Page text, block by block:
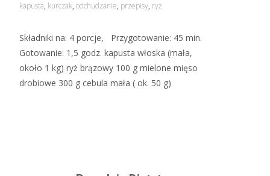
kapusta, kurczak, odchudzanie, przepisy, ryż
Składniki na: 4 porcje, Przygotowanie: 45 min.
Gotowanie: 1,5 godz. kapusta włoska (mała,
około 1 kg) ryż brązowy 100 g mielone mięso
drobiowe 300 g cebula mała ( ok. 50 g)